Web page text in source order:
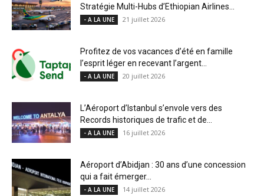
Stratégie Multi-Hubs d’Ethiopian Airlines...
- A LA UNE 21 juillet 2026
Profitez de vos vacances d’été en famille
l’esprit léger en recevant l’argent...
- A LA UNE 20 juillet 2026
L’Aéroport d’Istanbul s’envole vers des
Records historiques de trafic et de...
- A LA UNE 16 juillet 2026
Aéroport d’Abidjan : 30 ans d’une concession
qui a fait émerger...
- A LA UNE 14 juillet 2026